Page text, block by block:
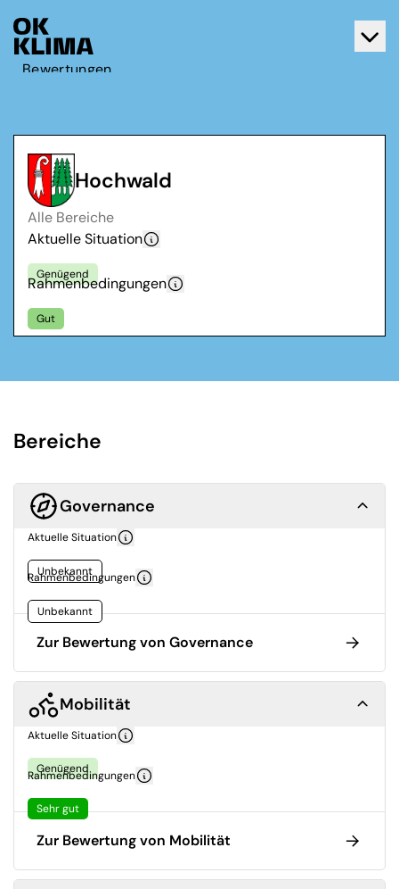
Bewertungen
Kontakt
Deutsch
Français
Hochwald
Alle Bereiche
Aktuelle Situation
Genügend
Rahmenbedingungen
Gut
Bereiche
Governance
Aktuelle Situation
Unbekannt
Rahmenbedingungen
Unbekannt
Zur Bewertung von Governance
Mobilität
Aktuelle Situation
Genügend
Rahmenbedingungen
Sehr gut
Zur Bewertung von Mobilität